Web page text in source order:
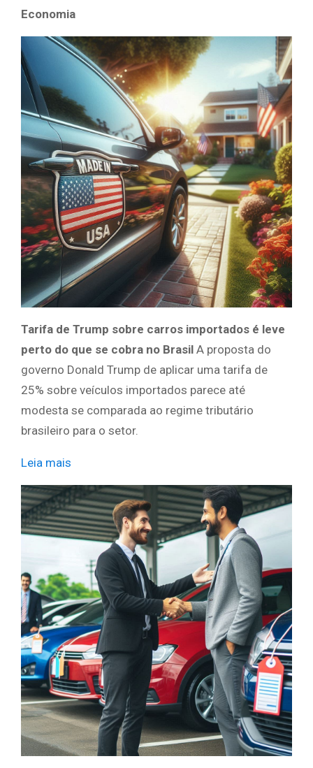
Economia
Tarifa de Trump sobre carros importados é leve
perto do que se cobra no Brasil A proposta do
governo Donald Trump de aplicar uma tarifa de
25% sobre veículos importados parece até
modesta se comparada ao regime tributário
brasileiro para o setor.
Leia mais